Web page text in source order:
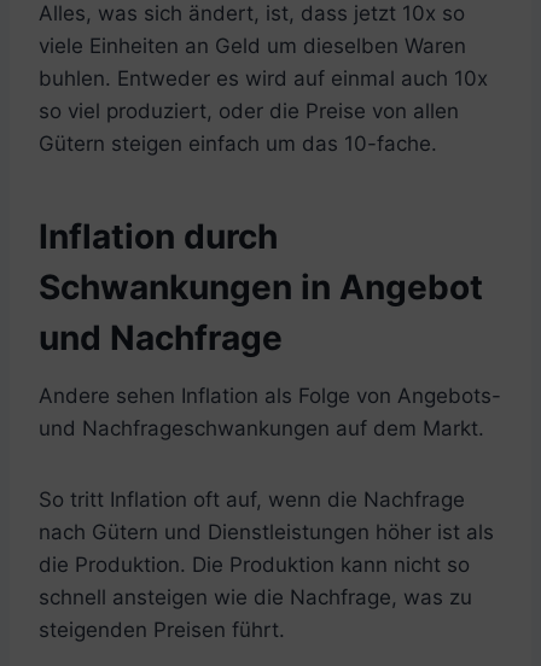
Alles, was sich ändert, ist, dass jetzt 10x so
viele Einheiten an Geld um dieselben Waren
buhlen. Entweder es wird auf einmal auch 10x
so viel produziert, oder die Preise von allen
Gütern steigen einfach um das 10-fache.
Inflation durch
Schwankungen in Angebot
und Nachfrage
Andere sehen Inflation als Folge von Angebots-
und Nachfrageschwankungen auf dem Markt.
So tritt Inflation oft auf, wenn die Nachfrage
nach Gütern und Dienstleistungen höher ist als
die Produktion. Die Produktion kann nicht so
schnell ansteigen wie die Nachfrage, was zu
steigenden Preisen führt.